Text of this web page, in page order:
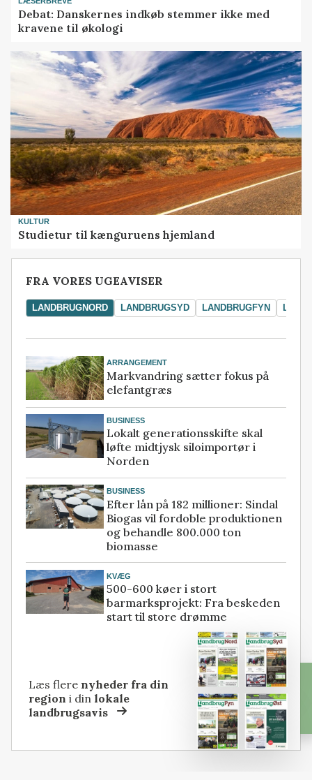
Debat: Danskernes indkøb stemmer ikke med
kravene til økologi
KULTUR
Studietur til kænguruens hjemland
FRA VORES UGEAVISER
LANDBRUGNORD LANDBRUGSYD LANDBRUGFYN
ARRANGEMENT
Markvandring sætter fokus på
elefantgræs
BUSINESS
Lokalt generationsskifte skal
løfte midtjysk siloimportør i
Norden
BUSINESS
Efter lån på 182 millioner: Sindal
Biogas vil fordoble produktionen
og behandle 800.000 ton
biomasse
KVÆG
500-600 køer i stort
barmarksprojekt: Fra beskeden
start til store drømme
Læs flere nyheder fra din
region i dinlokale
landbrugsavis